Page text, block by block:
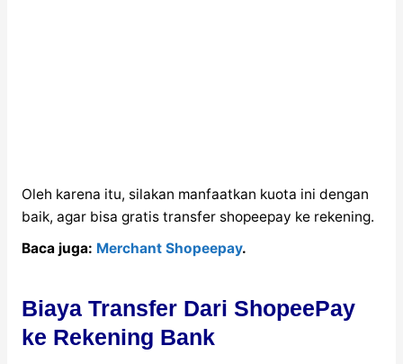
Oleh karena itu, silakan manfaatkan kuota ini dengan
baik, agar bisa gratis transfer shopeepay ke rekening.
Baca juga: Merchant Shopeepay.
Biaya Transfer Dari ShopeePay
ke Rekening Bank